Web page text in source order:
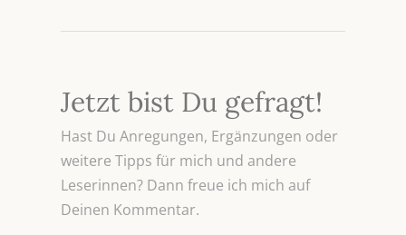
Jetzt bist Du gefragt!
Hast Du Anregungen, Ergänzungen oder
weitere Tipps für mich und andere
Leserinnen? Dann freue ich mich auf
Deinen Kommentar.